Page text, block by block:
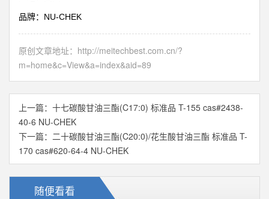
品牌： NU-CHEK
原创文章地址： http://meitechbest.com.cn/?
m=home&c=View&a=index&aid=89
上一篇： 十七碳酸甘油三酯(C17:0) 标准品 T-155 cas#2438-
40-6 NU-CHEK
下一篇： 二十碳酸甘油三酯(C20:0)/花生酸甘油三酯 标准品 T-
170 cas#620-64-4 NU-CHEK
随便看看